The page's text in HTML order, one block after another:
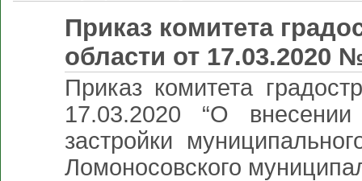
Приказ комитета
области от 17.03.2020
Приказ комитета
17.03.2020 “О
застройки
Ломоносовского